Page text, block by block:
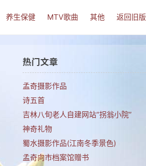
养生保健 MTV歌曲 其他 返回旧版
热门文章
孟奇摄影作品
诗五首
吉林八旬老人自建网站“拐翁小院”
神奇礼物
蜀水摄影作品(江南冬季景色)
孟奇向市档案馆赠书